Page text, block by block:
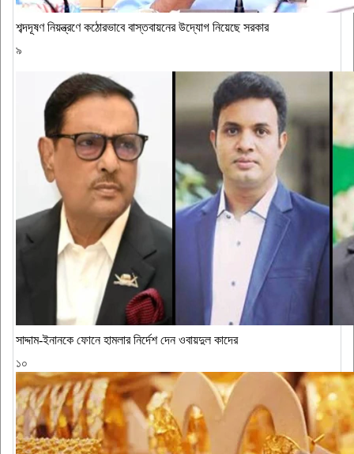
শব্দদূষণ নিয়ন্ত্রণে কঠোরভাবে বাস্তবায়নের উদ্যোগ নিয়েছে সরকার
৯
সাদ্দাম-ইনানকে ফোনে হামলার নির্দেশ দেন ওবায়দুল কাদের
১০